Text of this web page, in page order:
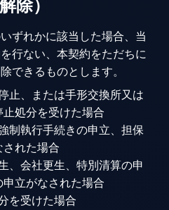
除）
ずれかに該当した場合、当
行ない、本契約をただちに
できるものとします。
止、または手形交換所又は
処分を受けた場合
制執行手続きの申立、担保
れた場合
、会社更生、特別清算の申
立がなされた場合
を受けた場合